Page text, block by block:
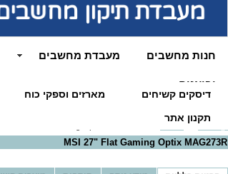
חנות מחשבים מעבדת מחשבים
יבואנים
דיסקים קשיחים מארזים וספקי כוח
תקנון אתר
מעבדת תיקון
דף הבית >>
MSI 27" Flat Gaming Optix MAG273R